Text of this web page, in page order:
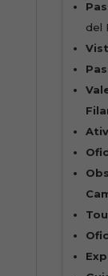
del